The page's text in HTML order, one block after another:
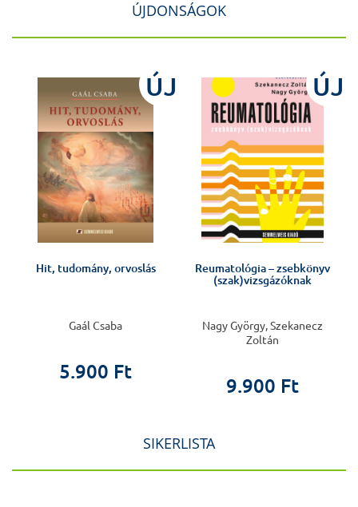
ÚJDONSÁGOK
ÚJ
Hit, tudomány, orvoslás
Gaál Csaba
5.900 Ft
ÚJ
Reumatológia – zsebkönyv
(szak)vizsgázóknak
Nagy György, Szekanecz
Zoltán
9.900 Ft
SIKERLISTA